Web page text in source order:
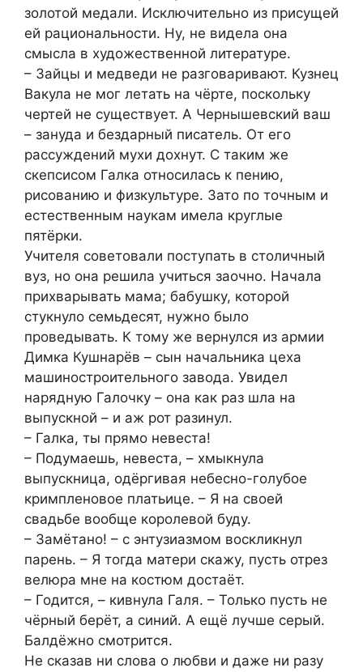
золотой медали. Исключительно из присущей
ей рациональности. Ну, не видела она
смысла в художественной литературе.
– Зайцы и медведи не разговаривают. Кузнец
Вакула не мог летать на чёрте, поскольку
чертей не существует. А Чернышевский ваш
– зануда и бездарный писатель. От его
рассуждений мухи дохнут. С таким же
скепсисом Галка относилась к пению,
рисованию и физкультуре. Зато по точным и
естественным наукам имела круглые
пятёрки.
Учителя советовали поступать в столичный
вуз, но она решила учиться заочно. Начала
прихварывать мама; бабушку, которой
стукнуло семьдесят, нужно было
проведывать. К тому же вернулся из армии
Димка Кушнарёв – сын начальника цеха
машиностроительного завода. Увидел
нарядную Галочку – она как раз шла на
выпускной – и аж рот разинул.
– Галка, ты прямо невеста!
– Подумаешь, невеста, – хмыкнула
выпускница, одёргивая небесно-голубое
кримпленовое платьице. – Я на своей
свадьбе вообще королевой буду.
– Замётано! – с энтузиазмом воскликнул
парень. – Я тогда матери скажу, пусть отрез
велюра мне на костюм достаёт.
– Годится, – кивнула Галя. – Только пусть не
чёрный берёт, а синий. А ещё лучше серый.
Балдёжно смотрится.
Не сказав ни слова о любви и даже ни разу